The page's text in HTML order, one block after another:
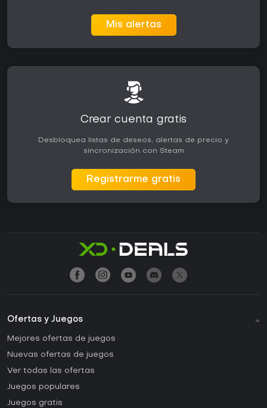
Mis alertas
Crear cuenta gratis
Desbloquea listas de deseos, alertas de precio y
sincronización con Steam
Registrarme gratis
Ofertas y Juegos
Mejores ofertas de juegos
Nuevas ofertas de juegos
Ver todas las ofertas
Juegos populares
Juegos gratis